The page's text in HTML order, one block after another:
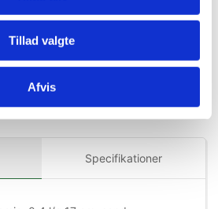
Tillad valgte
Afvis
Specifikationer